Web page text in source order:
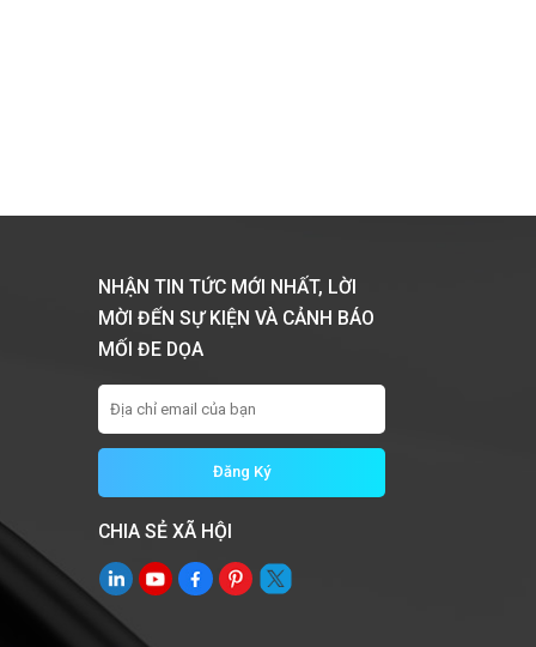
NHẬN TIN TỨC MỚI NHẤT, LỜI
MỜI ĐẾN SỰ KIỆN VÀ CẢNH BÁO
MỐI ĐE DỌA
CHIA SẺ XÃ HỘI